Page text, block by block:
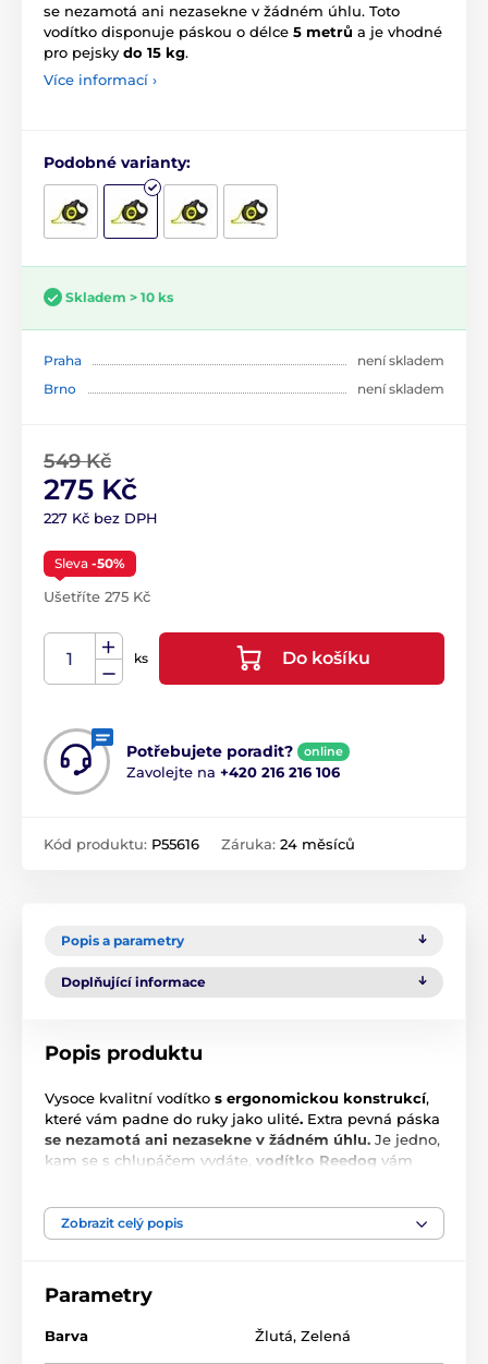
se nezamotá ani nezasekne v žádném úhlu. Toto
vodítko disponuje páskou o délce 5 metrů a je vhodné
pro pejsky do 15 kg.
Více informací ›
Podobné varianty:
Skladem > 10 ks
Praha
není skladem
Brno
není skladem
549 Kč
275 Kč
227 Kč bez DPH
Sleva -50%
Ušetříte 275 Kč
ks Do košíku
Potřebujete poradit? online
Zavolejte na +420 216 216 106
Kód produktu: P55616 Záruka: 24 měsíců
Popis a parametry
Doplňující informace
Popis produktu
Vysoce kvalitní vodítko s ergonomickou konstrukcí,
které vám padne do ruky jako ulité. Extra pevná páska
se nezamotá ani nezasekne v žádném úhlu. Je jedno,
kam se s chlupáčem vydáte, vodítko Reedog vám
často rozhodne o výsledku krizové situace nejen při
vycházce. Vodítko je dostupné ve4 velikostechpro
pejska jej upevníte pomocí kvalitní pevné
chromované karabiny
Technické specifikace se mohou změnit bez
Zobrazit celý popis
Parametry
Barva Žlutá, Zelená